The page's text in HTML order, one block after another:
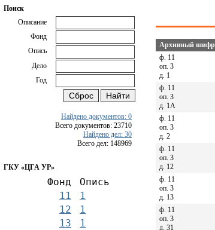
Поиск
Описание
Фонд
Опись
Дело
Год
Найдено документов: 0
Всего документов: 23710
Найдено дел: 30
Всего дел: 148969
ГКУ «ЦГА УР»
Фонд
Опись
11
1
12
1
13
1
Архивный шифр
ф. 11
оп. 3
д. 1
ф. 11
оп. 3
д. 1А
ф. 11
оп. 3
д. 2
ф. 11
оп. 3
д. 12
ф. 11
оп. 3
д. 13
ф. 11
оп. 3
д. 31